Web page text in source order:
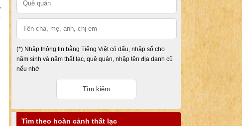
(*) Nhập thông tin bằng Tiếng Việt có dấu, nhập số cho
năm sinh và năm thất lạc, quê quán, nhập tên địa danh cũ
nếu nhớ
Tìm theo hoàn cảnh thất lạc